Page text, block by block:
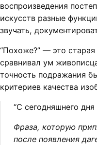
воспроизведения
искусств разные
звучать,
“Похоже?” — это
сравнивал ум
точность подражания
критериев качества
“С сегодняшнего
Фраза, которую
после появления